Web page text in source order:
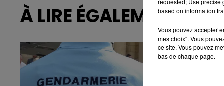
À LIRE ÉGALEMENT
requested; Use precise
based on information
Vous pouvez accepter
mes choix". Vous
ce site. Vous pouvez
bas de chaque page.